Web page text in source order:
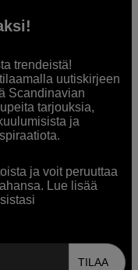
trendeistä!
uutiskirjeen
Scandinavian
tarjouksia,
ja
ja voit peruuttaa
Lue lisää
TILAA